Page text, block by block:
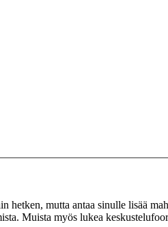
mutta antaa sinulle lisää
Muista myös lukea